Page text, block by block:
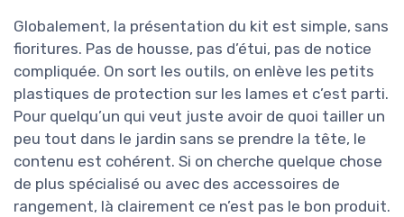
Globalement, la présentation du kit est simple, sans
fioritures. Pas de housse, pas d’étui, pas de notice
compliquée. On sort les outils, on enlève les petits
plastiques de protection sur les lames et c’est parti.
Pour quelqu’un qui veut juste avoir de quoi tailler un
peu tout dans le jardin sans se prendre la tête, le
contenu est cohérent. Si on cherche quelque chose
de plus spécialisé ou avec des accessoires de
rangement, là clairement ce n’est pas le bon produit.